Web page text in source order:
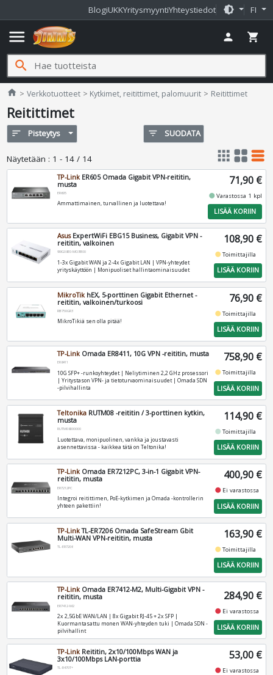
BlogiUKKYritysmyyntiYhteystiedot brightness_medium FI
menu person shopping_cart
search
home Jimms.fi
Verkkotuotteet Kytkimet, reitittimet, palomuurit Reitittimet
Reitittimet
sort Pisteytys filter_list SUODATA
Näytetään : 1 - 14 / 14 apps grid_view table_rows
TP-Link ER605 Omada Gigabit VPN-reititin,
musta
ER605
Ammattimainen, turvallinen ja luotettava!
71,90 €
fiber_manual_recordVarastossa 1 kpl
LISÄÄ KORIIN
AsusExpertWiFi EBG15 Business, Gigabit VPN -
reititin, valkoinen
90IG08E0-MO3B00
1-3x Gigabit WAN ja 2-4x Gigabit LAN | VPN-yhteydet
yrityskäyttöön | Monipuoliset hallintaominaisuudet
108,90 €
fiber_manual_recordToimittajilla
LISÄÄ KORIIN
MikroTik hEX, 5-porttinen Gigabit Ethernet -
reititin, valkoinen/turkoosi
RB750GR3
MikroTikiä sen olla pitää!
76,90 €
fiber_manual_recordToimittajilla
LISÄÄ KORIIN
TP-LinkOmada ER8411, 10G VPN -reititin, musta
ER8411
10G SFP+ -runkoyhteydet | Neliytiminen 2,2 GHz prosessori
| Yritystason VPN- ja tietoturvaominaisuudet | Omada SDN
-pilvihallinta
758,90 €
fiber_manual_recordToimittajilla
LISÄÄ KORIIN
Teltonika RUTM08 -reititin / 3-porttinen kytkin,
musta
RUTM08000000
Luotettava, monipuolinen, vankka ja joustavasti
asennettavissa - kaikkea tätä on Teltonika!
114,90 €
fiber_manual_recordToimittajilla
LISÄÄ KORIIN
TP-LinkOmada ER7212PC, 3-in-1 Gigabit VPN-
reititin, musta
ER7212PC
Integroi reitittimen, PoE-kytkimen ja Omada -kontrollerin
yhteen pakettiin!
400,90 €
fiber_manual_record Ei varastossa
LISÄÄ KORIIN
TP-LinkTL-ER7206 Omada SafeStream Gbit
Multi-WAN VPN-reititin, musta
TL-ER7206
163,90 €
fiber_manual_recordToimittajilla
LISÄÄ KORIIN
TP-LinkOmada ER7412-M2, Multi-Gigabit VPN -
reititin, musta
ER7412-M2
2x 2,5GbE WAN/LAN | 8x Gigabit RJ-45 + 2x SFP |
Kuormantasattu monen WAN-yhteyden tuki | Omada SDN -
pilvihallint
284,90 €
fiber_manual_record Ei varastossa
LISÄÄ KORIIN
TP-Link Reititin, 2x10/100Mbps WAN ja
3x10/100Mbps LAN-porttia
TL-R470T+
53,00 €
fiber_manual_record Ei varastossa